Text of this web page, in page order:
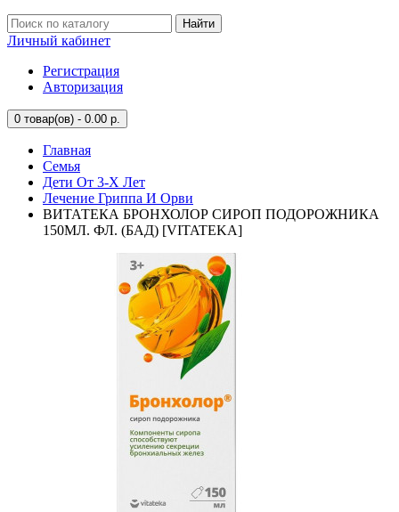
Найти
Личный кабинет
Регистрация
Авторизация
0 товар(ов) - 0.00 р.
Главная
Семья
Дети От 3-Х Лет
Лечение Гриппа И Орви
ВИТАТЕКА БРОНХОЛОР СИРОП ПОДОРОЖНИКА
150МЛ. ФЛ. (БАД) [VITATEKA]